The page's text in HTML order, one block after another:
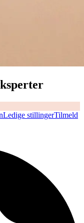
Ledige stillingerTilmeld